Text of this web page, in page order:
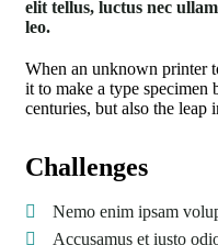
elit tellus, luctus nec
leo.
When an unknown printer
it to make a type
centuries, but also the leap
Challenges
Nemo enim ipsam
Accusamus et iusto